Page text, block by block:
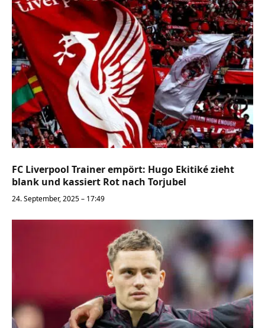
FC Liverpool Trainer empört: Hugo Ekitiké zieht
blank und kassiert Rot nach Torjubel
24. September, 2025 – 17:49